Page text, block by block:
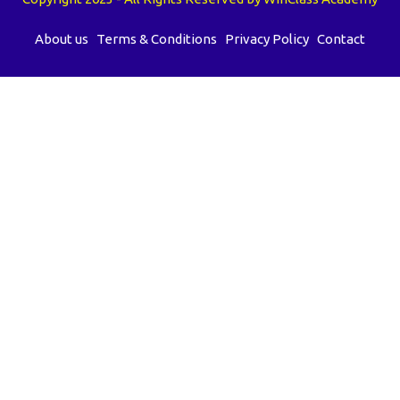
About us Terms & Conditions Privacy Policy Contact